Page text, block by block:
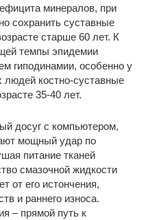
минералов, при
сохранить суставные
старше 60 лет. К
темпы эпидемии
гиподинамии, особенно у
людей костно-суставные
35-40 лет.
досуг с компьютером,
мощный удар по
питание тканей
смазочной жидкости
от его истончения,
и раннего износа.
– прямой путь к